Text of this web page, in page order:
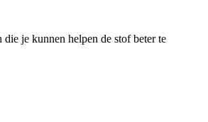
je kunnen helpen de stof beter te